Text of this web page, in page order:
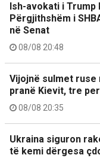
Ish-avokati i
Përgjithshëm i
në Senat
08/08 20:48
Vijojnë sulmet ruse
pranë Kievit, tre
08/08 20:35
Ukraina siguron
të kemi dërgesa